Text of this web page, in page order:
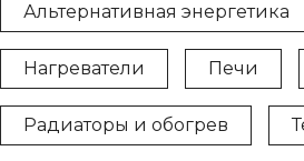
Альтернативная энергетика
Нагреватели Печи
Радиаторы и обогрев